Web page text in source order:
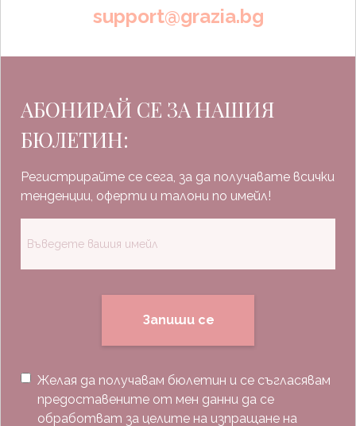
support@grazia.bg
АБОНИРАЙ СЕ ЗА НАШИЯ
БЮЛЕТИН:
Регистрирайте се сега, за да получавате всички
тенденции, оферти и талони по имейл!
Запиши се
Желая да получавам бюлетин и се съгласявам
предоставените от мен данни да се
обработват за целите на изпращане на